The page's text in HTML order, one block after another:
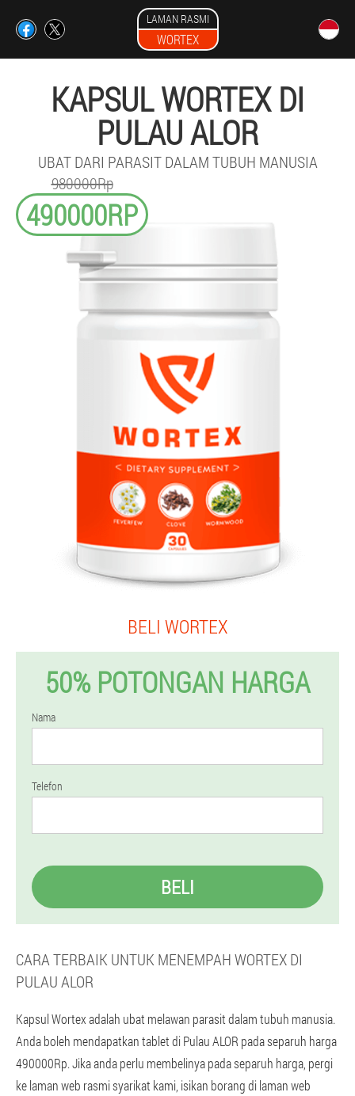
LAMAN RASMI
WORTEX
KAPSUL WORTEX DI
PULAU ALOR
UBAT DARI PARASIT DALAM TUBUH MANUSIA
980000Rp
490000RP
BELI WORTEX
50% POTONGAN HARGA
Nama
Telefon
BELI
CARA TERBAIK UNTUK MENEMPAH WORTEX DI
PULAU ALOR
Kapsul Wortex adalah ubat melawan parasit dalam tubuh manusia.
Anda boleh mendapatkan tablet di Pulau ALOR pada separuh harga
490000Rp. Jika anda perlu membelinya pada separuh harga, pergi
ke laman web rasmi syarikat kami, isikan borang di laman web